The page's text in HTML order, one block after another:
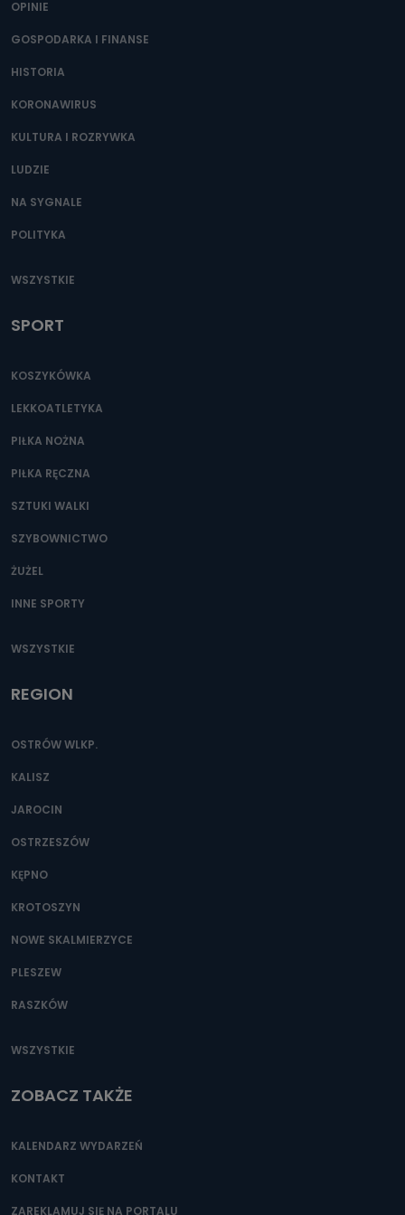
Przetwarzane kategorie Państwa danych osobowych to
zostały przekazane w Państwa imieniu) lub dane osobowe,
które zostały zebrane ze źródeł publicznie dostępnych, w
kontaktowy, adres korespondencyjny. Odbiorcą Pastwa
oraz partnerzy wspomagający administratora w jego
biznesowej działalności.
danych osobowych?
Można to zrobić pod numerem telefonu 62 735-51-05 lub
e-mailowo pod adresem: poczta@tvproart.pl
OPINIE
GOSPODARKA I FINANSE
HISTORIA
KORONAWIRUS
KULTURA I ROZRYWKA
LUDZIE
NA SYGNALE
POLITYKA
WSZYSTKIE
SPORT
KOSZYKÓWKA
LEKKOATLETYKA
PIŁKA NOŻNA
PIŁKA RĘCZNA
SZTUKI WALKI
SZYBOWNICTWO
ŻUŻEL
INNE SPORTY
WSZYSTKIE
REGION
OSTRÓW WLKP.
KALISZ
JAROCIN
OSTRZESZÓW
KĘPNO
KROTOSZYN
NOWE SKALMIERZYCE
PLESZEW
RASZKÓW
WSZYSTKIE
ZOBACZ TAKŻE
KALENDARZ WYDARZEŃ
KONTAKT
ZAREKLAMUJ SIĘ NA PORTALU